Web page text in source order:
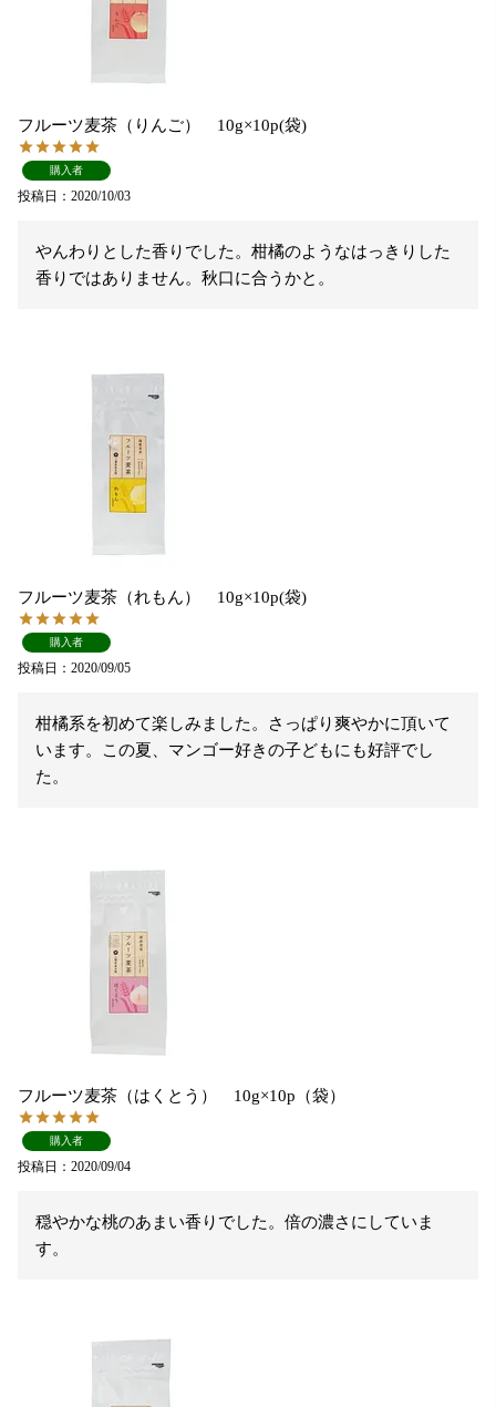
フルーツ麦茶（りんご） 10g×10p(袋)
購入者
投稿日 2020/10/03
やんわりとした香りでした。柑橘のようなはっきりした
香りではありません。秋口に合うかと。
フルーツ麦茶（れもん） 10g×10p(袋)
購入者
投稿日 2020/09/05
柑橘系を初めて楽しみました。さっぱり爽やかに頂いて
います。この夏、マンゴー好きの子どもにも好評でし
た。
フルーツ麦茶（はくとう） 10g×10p（袋）
購入者
投稿日 2020/09/04
穏やかな桃のあまい香りでした。倍の濃さにしていま